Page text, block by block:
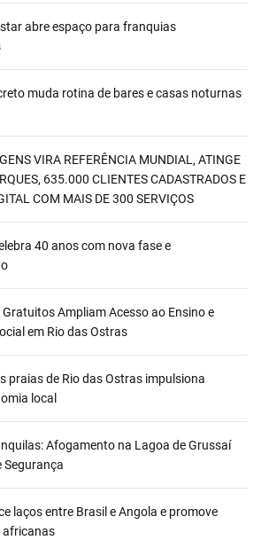
abre espaço para franquias
muda rotina de bares e casas noturnas
VIRA REFERÊNCIA MUNDIAL, ATINGE
635.000 CLIENTES CADASTRADOS E
COM MAIS DE 300 SERVIÇOS
40 anos com nova fase e
Ampliam Acesso ao Ensino e
em Rio das Ostras
praias de Rio das Ostras impulsiona
local
Afogamento na Lagoa de Grussaí
Segurança
laços entre Brasil e Angola e promove
africanas